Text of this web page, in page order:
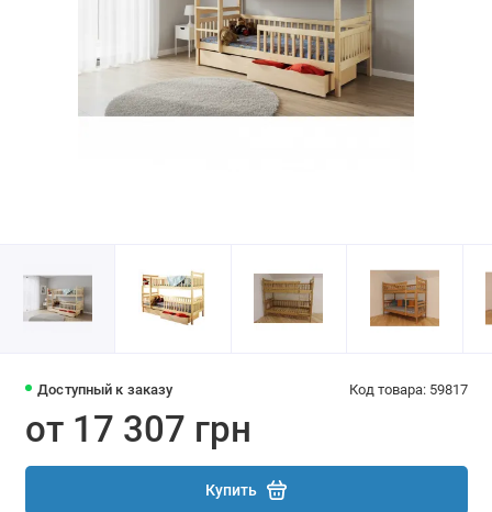
Доступный к заказу Код товара: 59817
от 17 307 грн
Купить